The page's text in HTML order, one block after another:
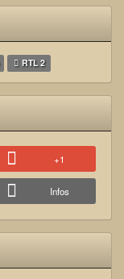
RTL 2
+1
Infos